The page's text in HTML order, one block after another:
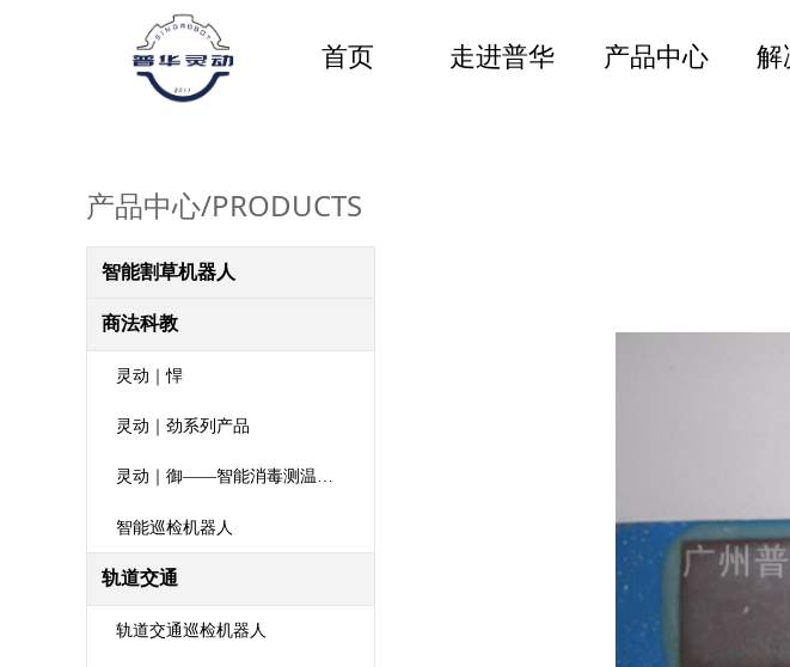
首页 走进普华 产品中心 解
产品中心/PRODUCTS
智能割草机器人
商法科教
灵动｜悍
灵动｜劲系列产品
灵动｜御——智能消毒测温机器人
智能巡检机器人
轨道交通
轨道交通巡检机器人